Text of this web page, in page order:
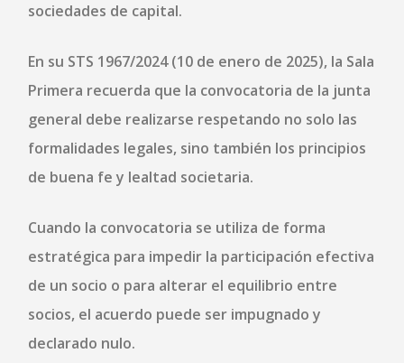
sociedades de capital.
En su STS 1967/2024 (10 de enero de 2025), la Sala
Primera recuerda que la convocatoria de la junta
general debe realizarse respetando no solo las
formalidades legales, sino también los principios
de buena fe y lealtad societaria.
Cuando la convocatoria se utiliza de forma
estratégica para impedir la participación efectiva
de un socio o para alterar el equilibrio entre
socios, el acuerdo puede ser impugnado y
declarado nulo.